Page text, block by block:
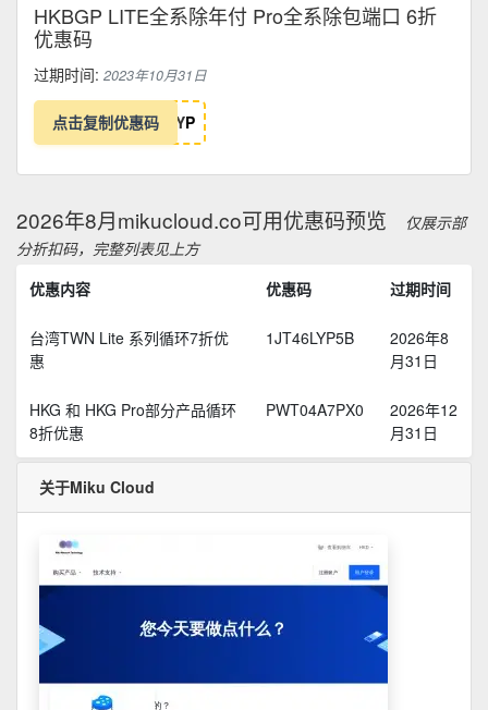
HKBGP LITE全系除年付 Pro全系除包端口 6折
优惠码
过期时间: 2023年10月31日
点击复制优惠码 YP
2026年8月mikucloud.co可用优惠码预览
仅展示部
分折扣码，完整列表见上方
优惠内容
优惠码 过期时间
台湾TWN Lite 系列循环7折优
惠
1JT46LYP5B
2026年8
月31日
HKG 和 HKG Pro部分产品循环
8折优惠
PWT04A7PX0
2026年12
月31日
关于Miku Cloud